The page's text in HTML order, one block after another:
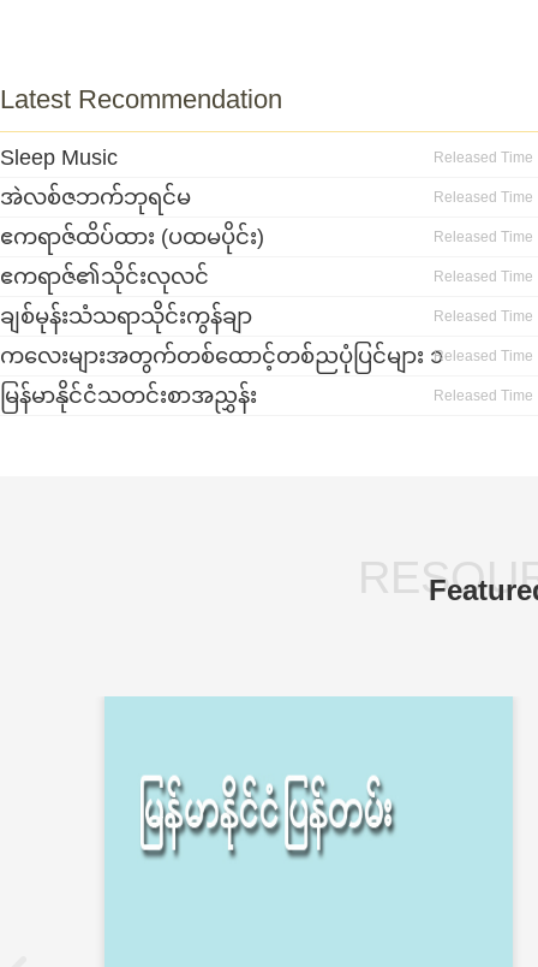
Latest Recommendation
Sleep Music Released
အဲလစ်ဇဘက်ဘုရင်မ Released
ဧကရာဇ်ထိပ်ထား (ပထမပိုင်း) Released
ဧကရာဇ်၏သိုင်းလုလင် Released
ချစ်မုန်းသံသရာသိုင်းကွန်ချာ Released
ကလေးများအတွက်တစ်ထောင့်တစ်ညပုံပြင်များ ၁Released Time
မြန်မာနိုင်ငံသတင်းစာအညွှန်း Released